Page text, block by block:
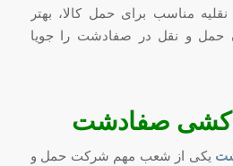
مناسب برای حمل کالا، بهتر
حمل و نقل در صفادشت را جویا
کشی صفادشت
یکی از شعب مهم شرکت حمل و